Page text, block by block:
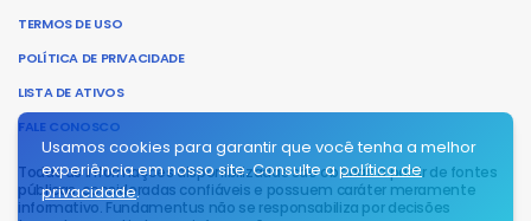
TERMOS DE USO
POLÍTICA DE PRIVACIDADE
LISTA DE ATIVOS
FALE CONOSCO
Todas as informações disponibilizadas são obtidas a partir de fontes
públicas, consideradas confiáveis e possuem caráter meramente
informativo. Fundamentus não se responsabiliza por decisões
Usamos cookies para garantir que você tenha a melhor
experiência em nosso site. Consulte apolítica de
privacidade.